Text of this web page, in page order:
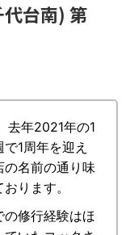
台南) 第
去年2021年の1
1周年を迎え
の名前の通り味
ります。
の修行経験はほ